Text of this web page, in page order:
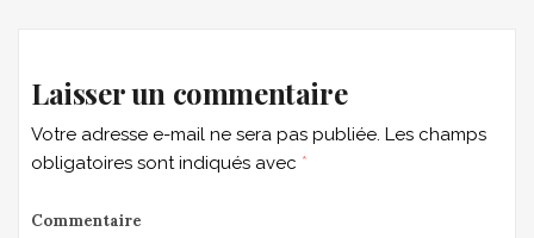
Laisser un commentaire
Votre adresse e-mail ne sera pas publiée. Les champs
obligatoires sont indiqués avec *
Commentaire